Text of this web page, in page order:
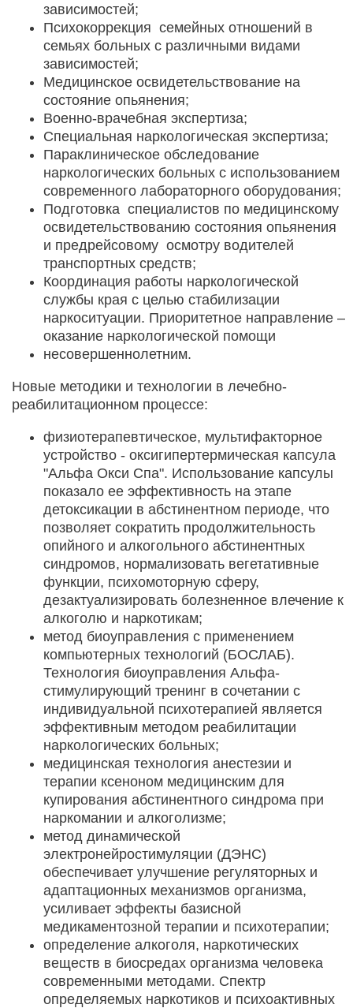
зависимостей;
Психокоррекция семейных отношений в
семьях больных с различными видами
зависимостей;
Медицинское освидетельствование на
состояние опьянения;
Военно-врачебная экспертиза;
Специальная наркологическая экспертиза;
Параклиническое обследование
наркологических больных с использованием
современного лабораторного оборудования;
Подготовка специалистов по медицинскому
освидетельствованию состояния опьянения
и предрейсовому осмотру водителей
транспортных средств;
Координация работы наркологической
службы края с целью стабилизации
наркоситуации. Приоритетное направление –
оказание наркологической помощи
несовершеннолетним.
Новые методики и технологии в лечебно-
реабилитационном процессе:
физиотерапевтическое, мультифакторное
устройство - оксигипертермическая капсула
"Альфа Окси Спа". Использование капсулы
показало ее эффективность на этапе
детоксикации в абстинентном периоде, что
позволяет сократить продолжительность
опийного и алкогольного абстинентных
синдромов, нормализовать вегетативные
функции, психомоторную сферу,
дезактуализировать болезненное влечение к
алкоголю и наркотикам;
метод биоуправления с применением
компьютерных технологий (БОСЛАБ).
Технология биоуправления Альфа-
стимулирующий тренинг в сочетании с
индивидуальной психотерапией является
эффективным методом реабилитации
наркологических больных;
медицинская технология анестезии и
терапии ксеноном медицинским для
купирования абстинентного синдрома при
наркомании и алкоголизме;
метод динамической
электронейростимуляции (ДЭНС)
обеспечивает улучшение регуляторных и
адаптационных механизмов организма,
усиливает эффекты базисной
медикаментозной терапии и психотерапии;
определение алкоголя, наркотических
веществ в биосредах организма человека
современными методами. Спектр
определяемых наркотиков и психоактивных